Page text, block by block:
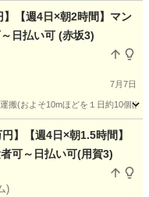
】【週4日×朝2時間】マン
日払い可 (赤坂3)
7月7日
搬(およそ10mほどを１日約10個
】【週4日×朝1.5時間】
可～日払い可(用賀3)
)